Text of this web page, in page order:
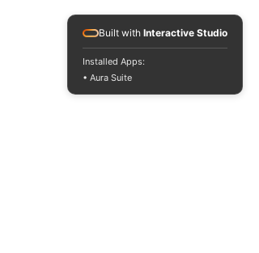
Built with Interactive Studio
Installed Apps:
• Aura Suite